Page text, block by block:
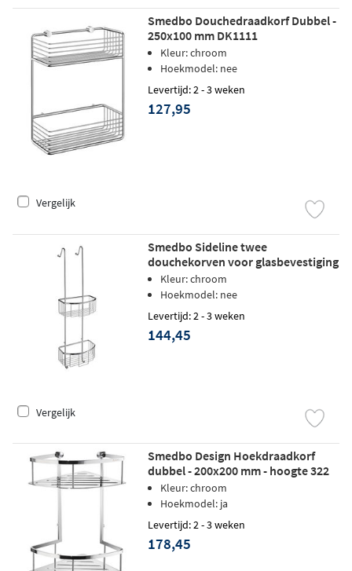
Smedbo Douchedraadkorf Dubbel -
250x100 mm DK1111
Kleur: chroom
Hoekmodel: nee
Levertijd: 2 - 3 weken
127,95
Vergelijk
Smedbo Sideline twee
douchekorven voor glasbevestiging
chroom
Kleur: chroom
Hoekmodel: nee
Levertijd: 2 - 3 weken
144,45
Vergelijk
Smedbo Design Hoekdraadkorf
dubbel - 200x200 mm - hoogte 322
mm - chroom
Kleur: chroom
Hoekmodel: ja
Levertijd: 2 - 3 weken
178,45